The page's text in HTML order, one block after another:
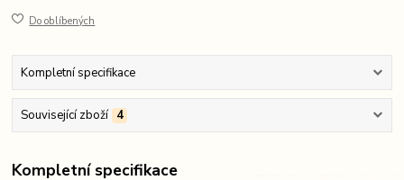
Do oblíbených
Kompletní specifikace
Související zboží 4
Kompletní specifikace